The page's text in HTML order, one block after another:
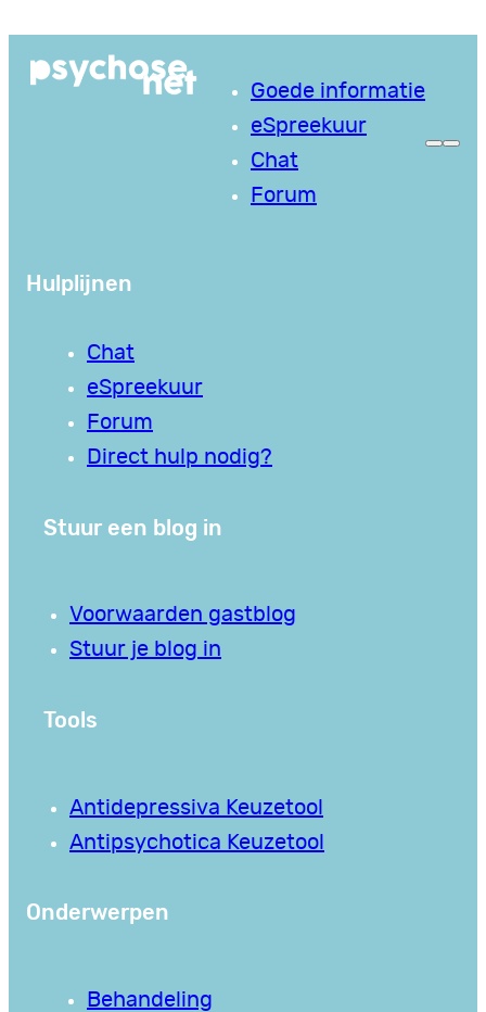
naar
Goede informatie
eSpreekuur
Chat
Forum
Hulplijnen
Chat
eSpreekuur
Forum
Direct hulp nodig?
Stuur een blog in
Voorwaarden gastblog
Stuur je blog in
Tools
Antidepressiva Keuzetool
Antipsychotica Keuzetool
Onderwerpen
Behandeling